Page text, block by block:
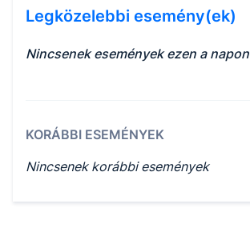
Legközelebbi esemény(ek)
Nincsenek események ezen a napon
KORÁBBI ESEMÉNYEK
Nincsenek korábbi események